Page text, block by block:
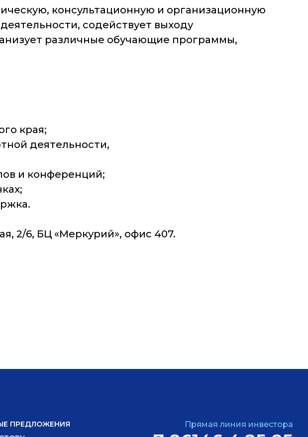
консультационную и организационную
содействует выходу
различные обучающие программы,
края;
деятельности,
и конференций;
2/6, БЦ «Меркурий», офис 407.
ПРЕДЛОЖЕНИЯ
Прямая линия инвестора